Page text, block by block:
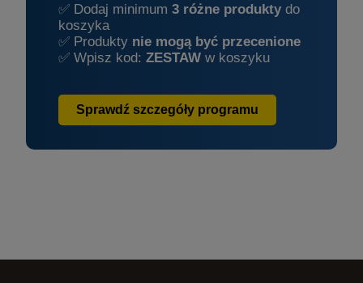
✅ Dodaj minimum 3 różne produkty do
koszyka
✅ Produkty nie mogą być przecenione
✅ Wpisz kod: ZESTAW w koszyku
Sprawdź szczegóły programu